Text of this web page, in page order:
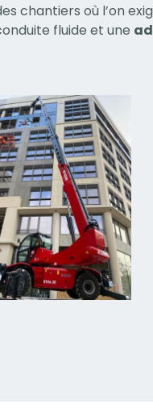
chantiers où l’on
fluide et une